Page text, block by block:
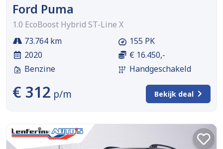
Ford Puma
1.0 EcoBoost Hybrid ST-Line X
73.764 km
2020
Benzine
155 PK
€ 16.450,-
Handgeschakeld
€ 312 p/m Bekijk deal